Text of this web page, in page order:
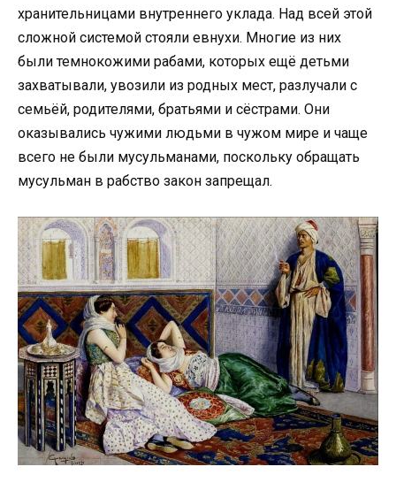
хранительницами внутреннего уклада. Над всей этой
сложной системой стояли евнухи. Многие из них
были темнокожими рабами, которых ещё детьми
захватывали, увозили из родных мест, разлучали с
семьёй, родителями, братьями и сёстрами. Они
оказывались чужими людьми в чужом мире и чаще
всего не были мусульманами, поскольку обращать
мусульман в рабство закон запрещал.